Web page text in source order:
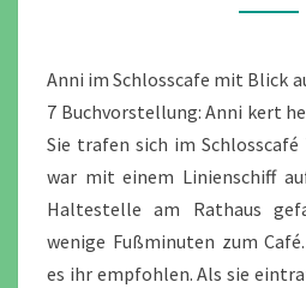
AUF
–
7
Anni im Schlosscafe mit Blick
7 Buchvorstellung: Anni kert
Sie trafen sich im Schlosscafé
war mit einem Linienschiff
Haltestelle am Rathaus
wenige Fußminuten zum
es ihr empfohlen. Als sie